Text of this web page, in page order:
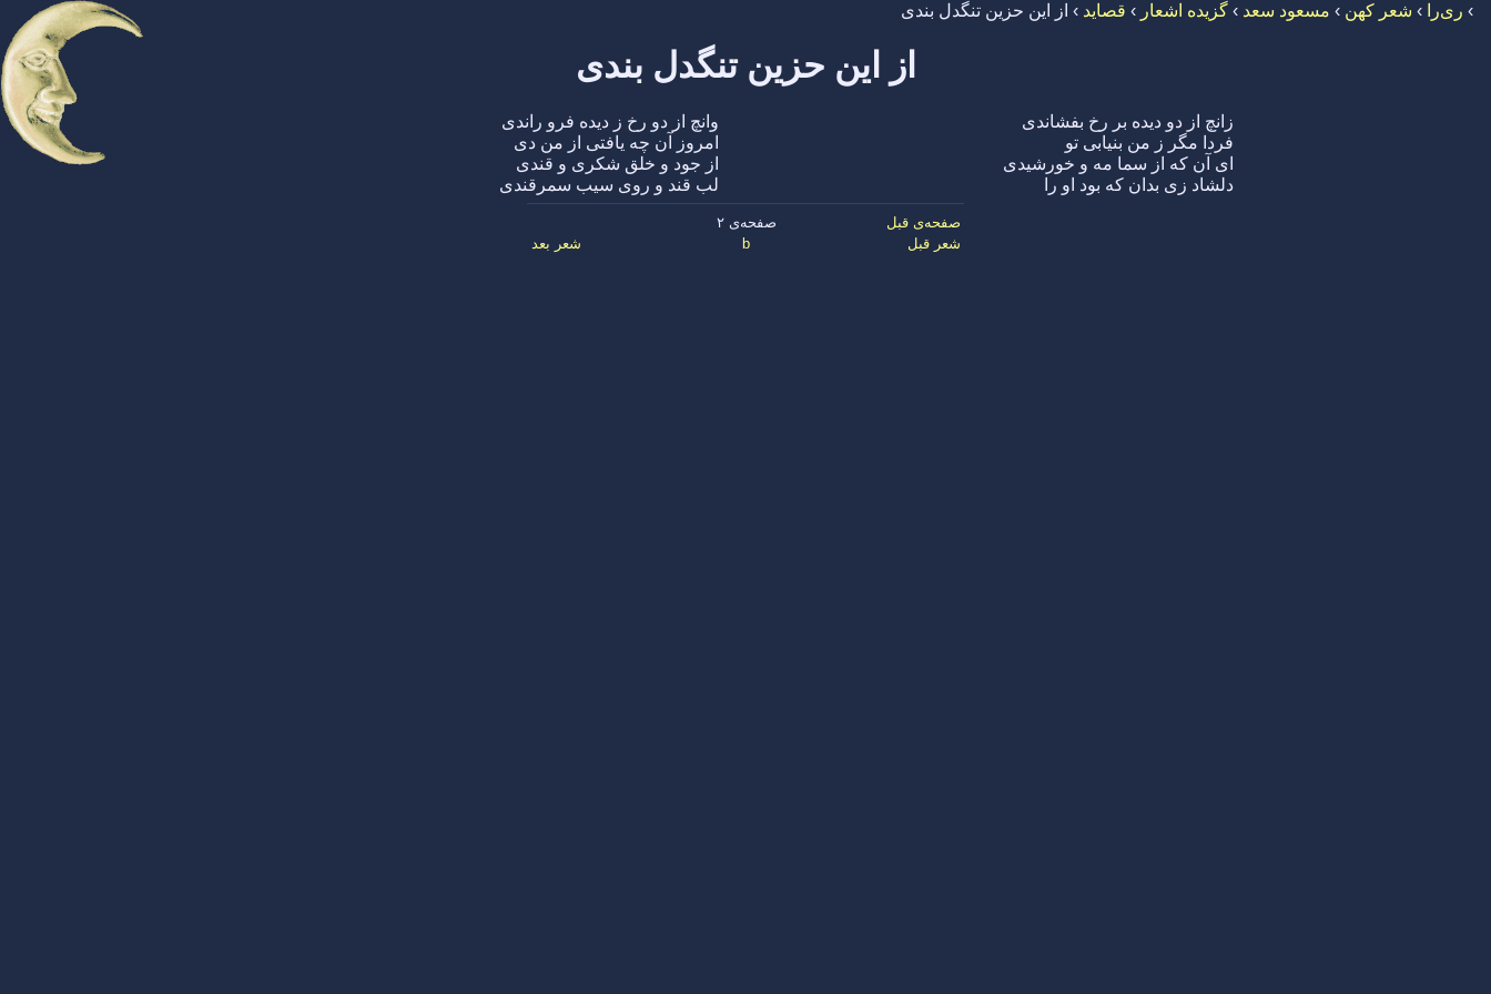
› ری‌را › شعر کهن › مسعود سعد › گزیده اشعار › قصاید › از این حزین تنگدل بندی
از این حزین تنگدل بندی
زانچ از دو دیده بر رخ بفشاندی
وانچ از دو رخ ز دیده فرو راندی
فردا مگر ز من بنیابی تو
امروز آن چه یافتی از من دی
ای آن که از سما مه و خورشیدی
از جود و خلق شکری و قندی
دلشاد زی بدان که بود او را
لب قند و روی سیب سمرقندی
صفحه‌ی قبل
صفحه‌ی ۲
شعر قبل
b شعر بعد